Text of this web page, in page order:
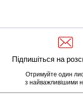
Підпишіться на
Отримуйте один
з найважливішими